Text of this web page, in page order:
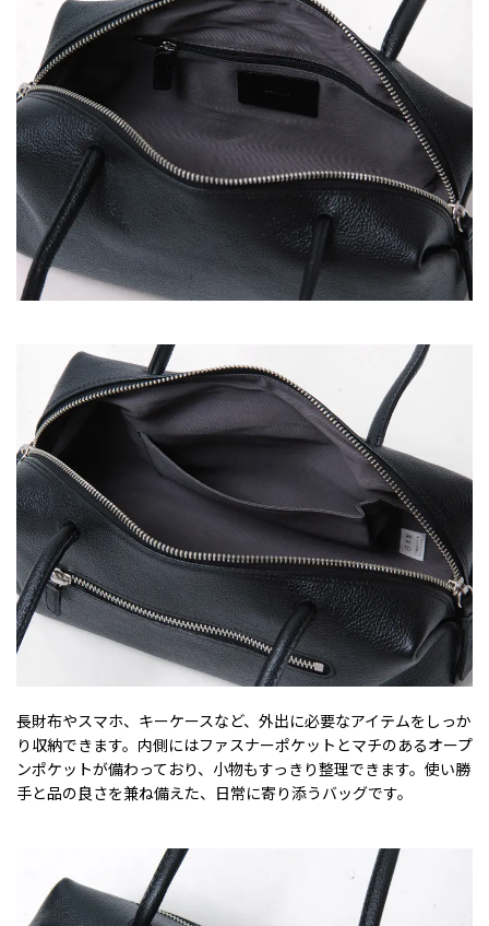
長財布やスマホ、キーケースなど、外出に必要なアイテムをしっか
り収納できます。内側にはファスナーポケットとマチのあるオープ
ンポケットが備わっており、小物もすっきり整理できます。使い勝
手と品の良さを兼ね備えた、日常に寄り添うバッグです。